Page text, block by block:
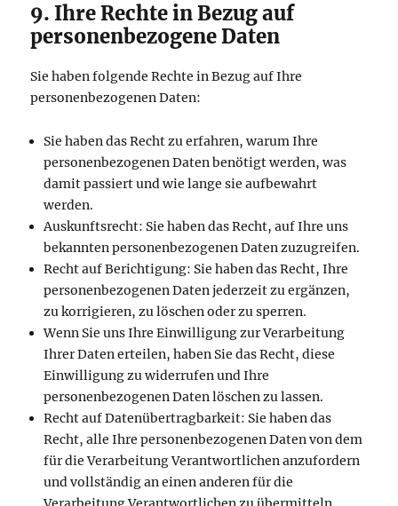
9. Ihre Rechte in Bezug auf
personenbezogene Daten
Sie haben folgende Rechte in Bezug auf Ihre
personenbezogenen Daten:
Sie haben das Recht zu erfahren, warum Ihre
personenbezogenen Daten benötigt werden, was
damit passiert und wie lange sie aufbewahrt
werden.
Auskunftsrecht: Sie haben das Recht, auf Ihre uns
bekannten personenbezogenen Daten zuzugreifen.
Recht auf Berichtigung: Sie haben das Recht, Ihre
personenbezogenen Daten jederzeit zu ergänzen,
zu korrigieren, zu löschen oder zu sperren.
Wenn Sie uns Ihre Einwilligung zur Verarbeitung
Ihrer Daten erteilen, haben Sie das Recht, diese
Einwilligung zu widerrufen und Ihre
personenbezogenen Daten löschen zu lassen.
Recht auf Datenübertragbarkeit: Sie haben das
Recht, alle Ihre personenbezogenen Daten von dem
für die Verarbeitung Verantwortlichen anzufordern
und vollständig an einen anderen für die